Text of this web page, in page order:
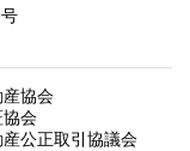
協会
協会
公正取引協議会